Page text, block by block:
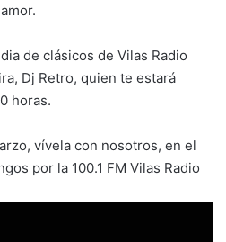
de clásicos de Vilas Radio
Dj Retro, quien te estará
horas.
vívela con nosotros, en el
por la 100.1 FM Vilas Radio